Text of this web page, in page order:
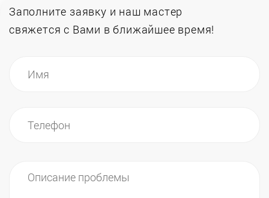
Заполните заявку и наш мастер
свяжется с Вами в ближайшее время!